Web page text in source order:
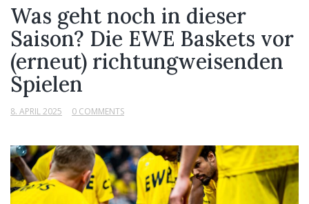
Was geht noch in dieser
Saison? Die EWE Baskets vor
(erneut) richtungweisenden
Spielen
8. APRIL 2025 0 COMMENTS